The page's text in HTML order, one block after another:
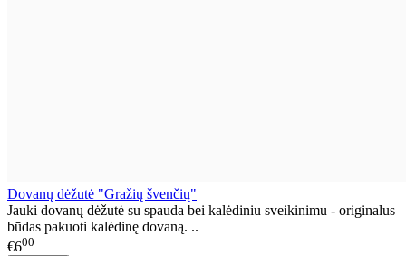
Dovanų dėžutė "Gražių švenčių"
Jauki dovanų dėžutė su spauda bei kalėdiniu sveikinimu - originalus
būdas pakuoti kalėdinę dovaną. ..
€600